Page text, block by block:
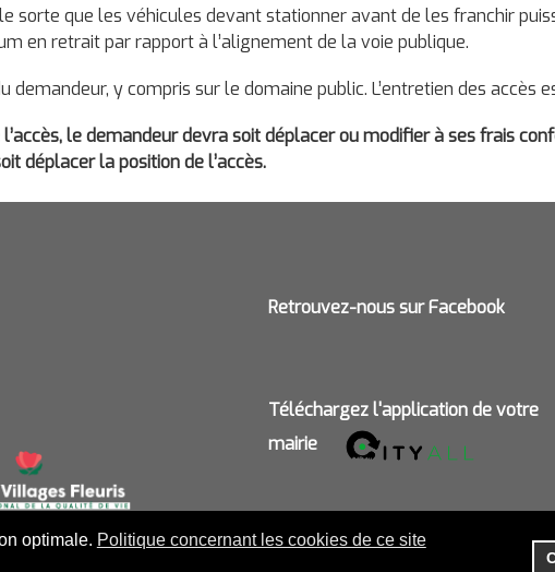
optimale. Politique concernant les cookies de ce site
sorte que les véhicules devant stationner avant de les franchir
en retrait par rapport à l’alignement de la voie publique.
demandeur, y compris sur le domaine public. L’entretien des accès
le demandeur devra soit déplacer ou modifier à ses frais
déplacer la position de l’accès.
Retrouvez-nous sur Facebook
Téléchargez l'application de votre
mairie